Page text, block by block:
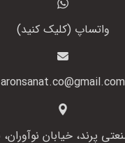
واتساپ (کلیک کنید)
aronsanat.co@gmail.com